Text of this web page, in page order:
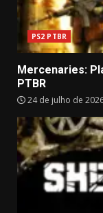
PS2 PTBR
Mercenaries:
PTBR
24 de julho de